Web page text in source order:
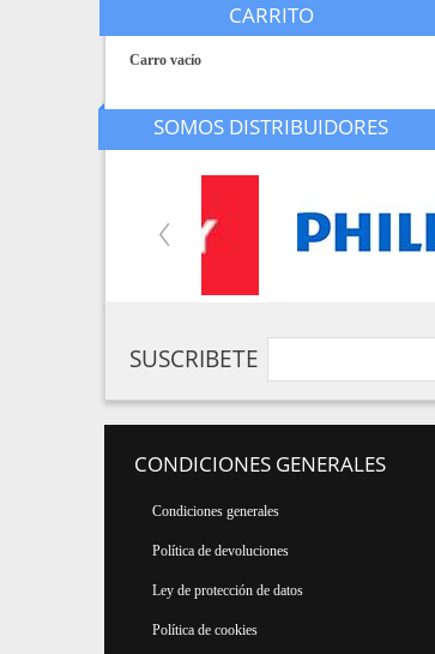
CARRITO
Carro vacío
SOMOS DISTRIBUIDORES
SUSCRIBETE
CONDICIONES GENERALES
Condiciones generales
Política de devoluciones
Ley de protección de datos
Política de cookies